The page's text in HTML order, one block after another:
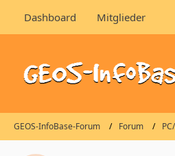
Dashboard Mitglieder
GEOS-InfoBase-Forum Forum